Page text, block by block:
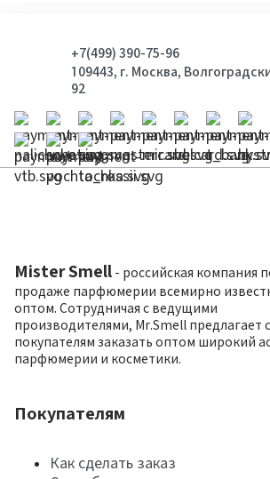
+7(499) 390-75-96
109443, г. Москва,
92
Mister Smell - российская компания
продаже парфюмерии всемирно
оптом. Сотрудничая с ведущими
производителями, Mr.Smell предлагает
покупателям заказать оптом широкий
парфюмерии и косметики.
Покупателям
Как сделать заказ